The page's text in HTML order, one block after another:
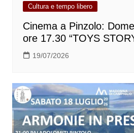
Cultura e tempo libero
Cinema a Pinzolo:
ore 17.30 “TOYS
19/07/2026